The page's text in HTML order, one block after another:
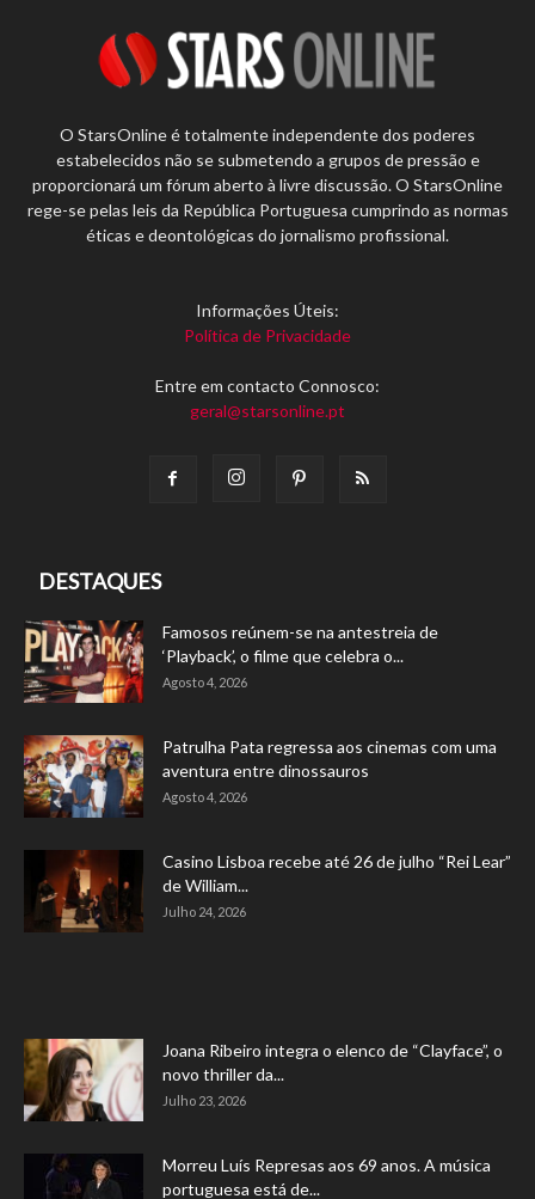
O StarsOnline é totalmente independente dos poderes
estabelecidos não se submetendo a grupos de pressão e
proporcionará um fórum aberto à livre discussão. O StarsOnline
rege-se pelas leis da República Portuguesa cumprindo as normas
éticas e deontológicas do jornalismo profissional.
Informações Úteis:
Política de Privacidade
Entre em contacto Connosco:
geral@starsonline.pt
DESTAQUES
Famosos reúnem-se na antestreia de
‘Playback’, o filme que celebra o...
Agosto 4, 2026
Patrulha Pata regressa aos cinemas com uma
aventura entre dinossauros
Agosto 4, 2026
Casino Lisboa recebe até 26 de julho “Rei Lear”
de William...
Julho 24, 2026
Joana Ribeiro integra o elenco de “Clayface”, o
novo thriller da...
Julho 23, 2026
Morreu Luís Represas aos 69 anos. A música
portuguesa está de...